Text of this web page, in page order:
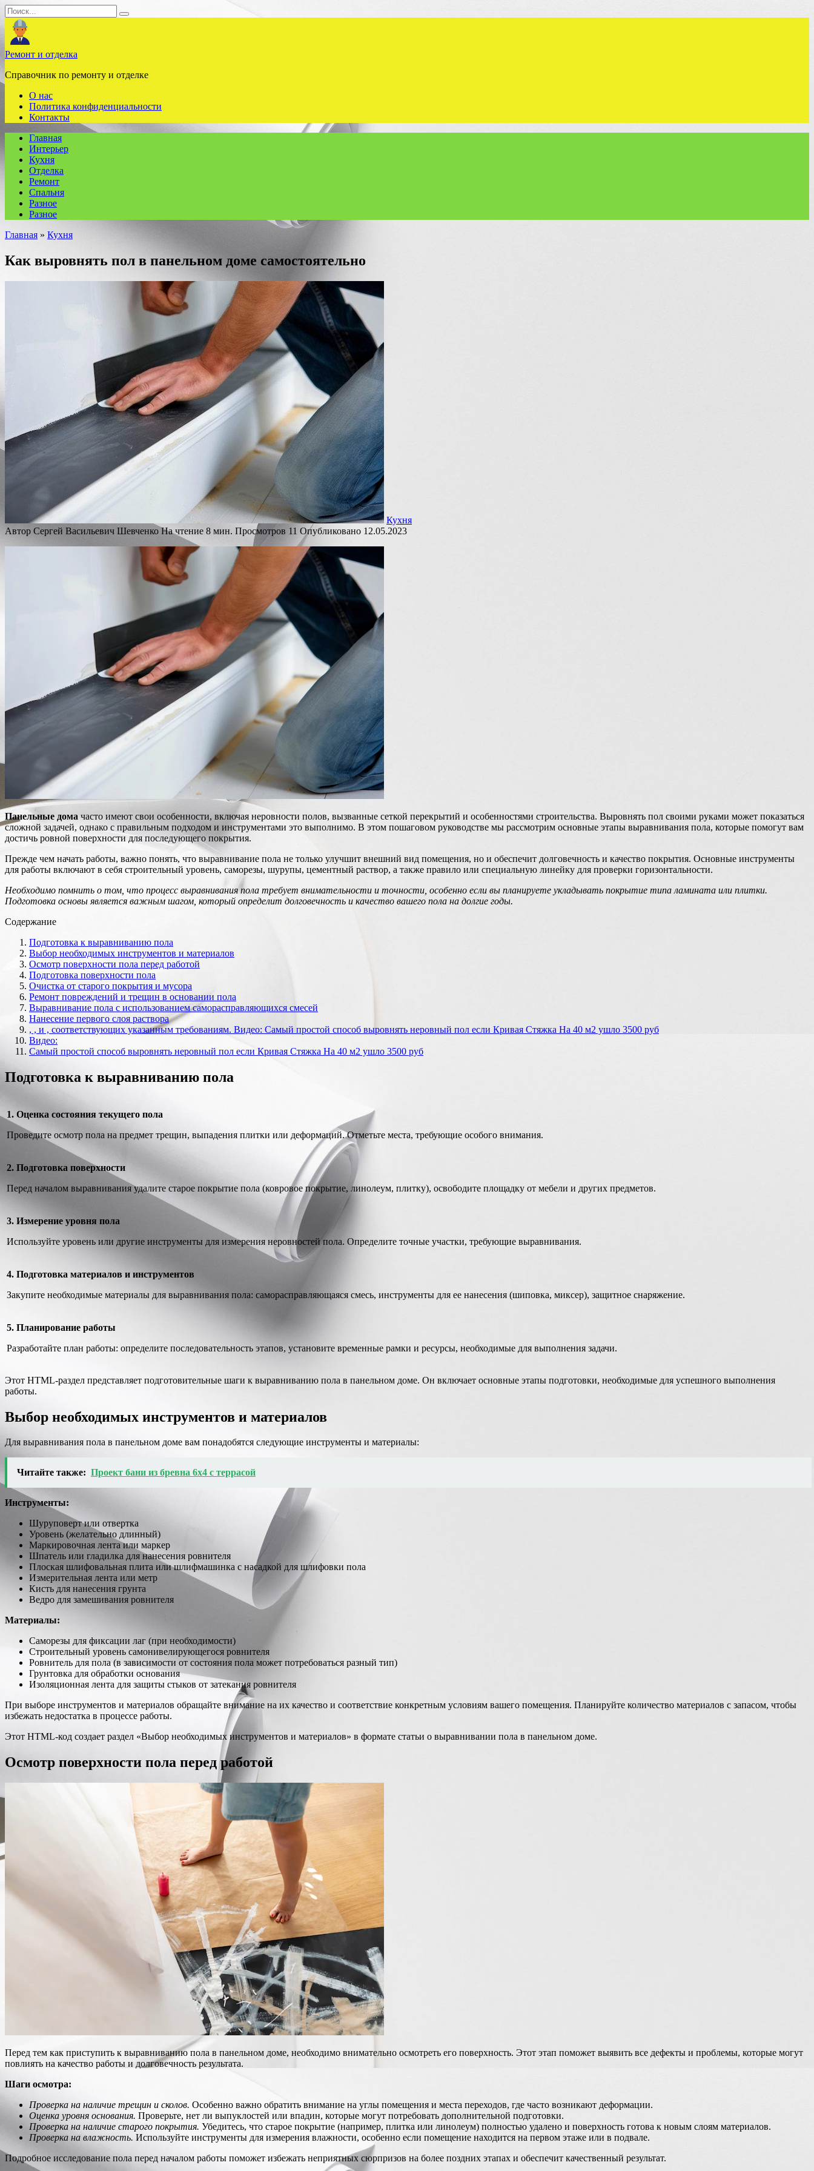
Перейти
к
содержанию
Search
for:
Ремонт и отделка
Справочник по ремонту и отделке
О нас
Политика конфиденциальности
Контакты
Главная
Интерьер
Кухня
Отделка
Ремонт
Спальня
Разное
Разное
Главная » Кухня
Как выровнять пол в панельном доме самостоятельно
Кухня
Автор Сергей Васильевич Шевченко На чтение 8 мин. Просмотров 11 Опубликовано 12.05.2023
Панельные дома часто имеют свои особенности, включая неровности полов, вызванные сеткой перекрытий и особенностями строительства. Выровнять пол своими руками может показаться
сложной задачей, однако с правильным подходом и инструментами это выполнимо. В этом пошаговом руководстве мы рассмотрим основные этапы выравнивания пола, которые помогут вам
достичь ровной поверхности для последующего покрытия.
Прежде чем начать работы, важно понять, что выравнивание пола не только улучшит внешний вид помещения, но и обеспечит долговечность и качество покрытия. Основные инструменты
для работы включают в себя строительный уровень, саморезы, шурупы, цементный раствор, а также правило или специальную линейку для проверки горизонтальности.
Необходимо помнить о том, что процесс выравнивания пола требует внимательности и точности, особенно если вы планируете укладывать покрытие типа ламината или плитки.
Подготовка основы является важным шагом, который определит долговечность и качество вашего пола на долгие годы.
Содержание
Подготовка к выравниванию пола
Выбор необходимых инструментов и материалов
Осмотр поверхности пола перед работой
Подготовка поверхности пола
Очистка от старого покрытия и мусора
Ремонт повреждений и трещин в основании пола
Выравнивание пола с использованием саморасправляющихся смесей
Нанесение первого слоя раствора
, , и , соответствующих указанным требованиям. Видео: Самый простой способ выровнять неровный пол если Кривая Стяжка На 40 м2 ушло 3500 руб
Видео:
Самый простой способ выровнять неровный пол если Кривая Стяжка На 40 м2 ушло 3500 руб
Подготовка к выравниванию пола
1. Оценка состояния текущего пола
Проведите осмотр пола на предмет трещин, выпадения плитки или деформаций. Отметьте места, требующие особого внимания.
2. Подготовка поверхности
Перед началом выравнивания удалите старое покрытие пола (ковровое покрытие, линолеум, плитку), освободите площадку от мебели и других предметов.
3. Измерение уровня пола
Используйте уровень или другие инструменты для измерения неровностей пола. Определите точные участки, требующие выравнивания.
4. Подготовка материалов и инструментов
Закупите необходимые материалы для выравнивания пола: саморасправляющаяся смесь, инструменты для ее нанесения (шиповка, миксер), защитное снаряжение.
5. Планирование работы
Разработайте план работы: определите последовательность этапов, установите временные рамки и ресурсы, необходимые для выполнения задачи.
Этот HTML-раздел представляет подготовительные шаги к выравниванию пола в панельном доме. Он включает основные этапы подготовки, необходимые для успешного выполнения
работы.
Выбор необходимых инструментов и материалов
Для выравнивания пола в панельном доме вам понадобятся следующие инструменты и материалы:
Читайте также: Проект бани из бревна 6х4 с террасой
Инструменты:
Шуруповерт или отвертка
Уровень (желательно длинный)
Маркировочная лента или маркер
Шпатель или гладилка для нанесения ровнителя
Плоская шлифовальная плита или шлифмашинка с насадкой для шлифовки пола
Измерительная лента или метр
Кисть для нанесения грунта
Ведро для замешивания ровнителя
Материалы:
Саморезы для фиксации лаг (при необходимости)
Строительный уровень самонивелирующегося ровнителя
Ровнитель для пола (в зависимости от состояния пола может потребоваться разный тип)
Грунтовка для обработки основания
Изоляционная лента для защиты стыков от затекания ровнителя
При выборе инструментов и материалов обращайте внимание на их качество и соответствие конкретным условиям вашего помещения. Планируйте количество материалов с запасом, чтобы
избежать недостатка в процессе работы.
Этот HTML-код создает раздел «Выбор необходимых инструментов и материалов» в формате статьи о выравнивании пола в панельном доме.
Осмотр поверхности пола перед работой
Перед тем как приступить к выравниванию пола в панельном доме, необходимо внимательно осмотреть его поверхность. Этот этап поможет выявить все дефекты и проблемы, которые могут
повлиять на качество работы и долговечность результата.
Шаги осмотра:
Проверка на наличие трещин и сколов. Особенно важно обратить внимание на углы помещения и места переходов, где часто возникают деформации.
Оценка уровня основания. Проверьте, нет ли выпуклостей или впадин, которые могут потребовать дополнительной подготовки.
Проверка на наличие старого покрытия. Убедитесь, что старое покрытие (например, плитка или линолеум) полностью удалено и поверхность готова к новым слоям материалов.
Проверка на влажность. Используйте инструменты для измерения влажности, особенно если помещение находится на первом этаже или в подвале.
Подробное исследование пола перед началом работы поможет избежать неприятных сюрпризов на более поздних этапах и обеспечит качественный результат.